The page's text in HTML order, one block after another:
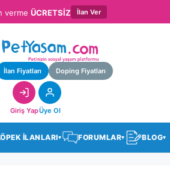
verme ÜCRETSİZ İlan Ver
İlan Fiyatları Doping Fiyatları
Giriş YapÜye Ol
İLANLARI▾ FORUMLAR▾ BLOG▾